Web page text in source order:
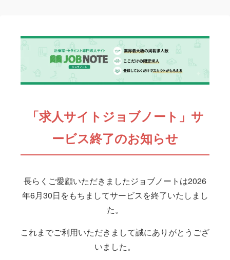
「求人サイトジョブノート」サ
ービス終了のお知らせ
長らくご愛顧いただきましたジョブノートは2026
年6月30日をもちましてサービスを終了いたしまし
た。
これまでご利用いただきまして誠にありがとうござ
いました。